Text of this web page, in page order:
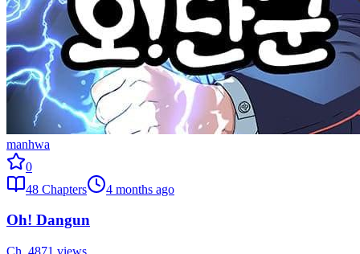
manhwa
0
48 Chapters 4 months ago
Oh! Dangun
Ch. 4871 views